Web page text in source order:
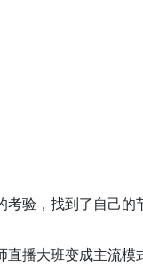
验，找到了自己的
播大班变成主流